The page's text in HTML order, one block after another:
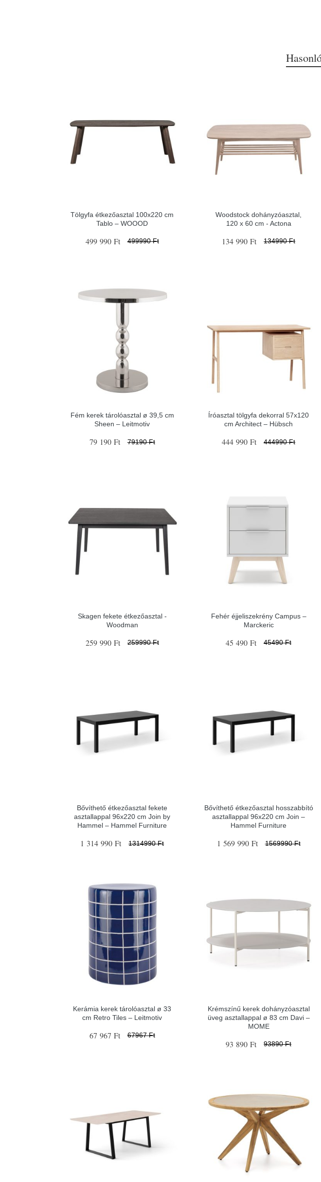
Tölgyfa étkezőasztal 100x220 cm
Tablo – WOOOD
499 990 Ft 499990 Ft
Woodstock dohányzóasztal,
120 x 60 cm - Actona
134 990 Ft 134990 Ft
Fém kerek tárolóasztal ø 39,5 cm
Sheen – Leitmotiv
79 190 Ft 79190 Ft
Íróasztal tölgyfa dekorral 57x120
cm Architect – Hübsch
444 990 Ft 444990 Ft
Skagen fekete étkezőasztal -
Woodman
259 990 Ft 259990 Ft
Fehér éjjeliszekrény Campus –
Marckeric
45 490 Ft 45490 Ft
Bővíthető étkezőasztal fekete
asztallappal 96x220 cm Join by
Hammel – Hammel Furniture
1 314 990 Ft 1314990 Ft
Bővíthető étkezőasztal hosszabbító
asztallappal 96x220 cm Join –
Hammel Furniture
1 569 990 Ft 1569990 Ft
Kerámia kerek tárolóasztal ø 33
cm Retro Tiles – Leitmotiv
67 967 Ft 67967 Ft
Krémszínű kerek dohányzóasztal
üveg asztallappal ø 83 cm Davi –
MOME
93 890 Ft 93890 Ft